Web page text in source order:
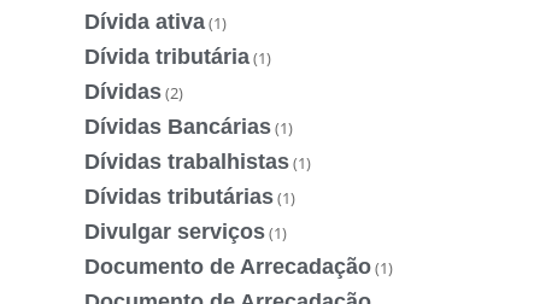
Dívida ativa(1)
Dívida tributária(1)
Dívidas(2)
Dívidas Bancárias(1)
Dívidas trabalhistas(1)
Dívidas tributárias(1)
Divulgar serviços(1)
Documento de Arrecadação(1)